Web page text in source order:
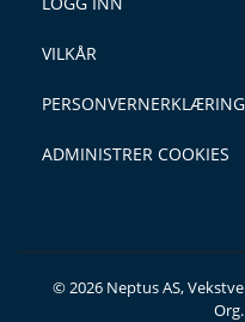
VILKÅR
PERSONVERNERKLÆRING
ADMINISTRER COOKIES
© 2026 Neptus AS,